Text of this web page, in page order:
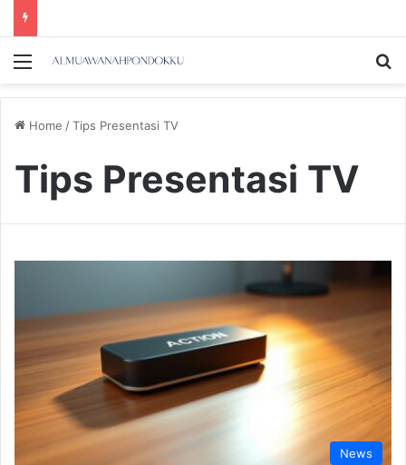
Menu
Home /Tips Presentasi TV
Tips Presentasi TV
News